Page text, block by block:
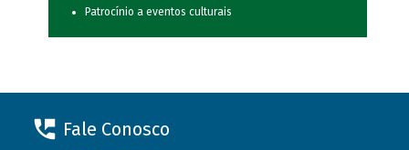
Patrocínio a eventos culturais
Fale Conosco